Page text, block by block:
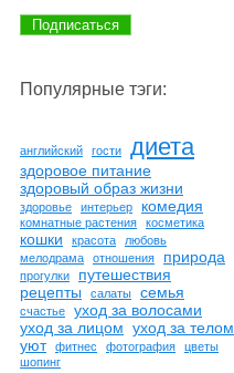
Популярные тэги:
английский гости диета
здоровое питание
здоровый образ жизни
здоровье интерьер комедия
комнатные растения косметика
кошки красота
любовь
мелодрама
отношения природа
прогулки
путешествия
рецепты
салаты семья
счастье
уход за волосами
уход за лицом уход за телом
уют
фитнес фотография
цветы
шопинг